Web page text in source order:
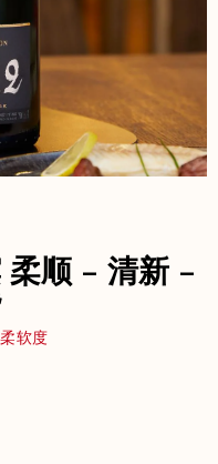
顺 – 清新 –
柔软度